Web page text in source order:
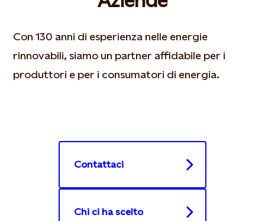
Con 130 anni di esperienza nelle energie
rinnovabili, siamo un partner affidabile per i
produttori e per i consumatori di energia.
Contattaci
Chi ci ha scelto